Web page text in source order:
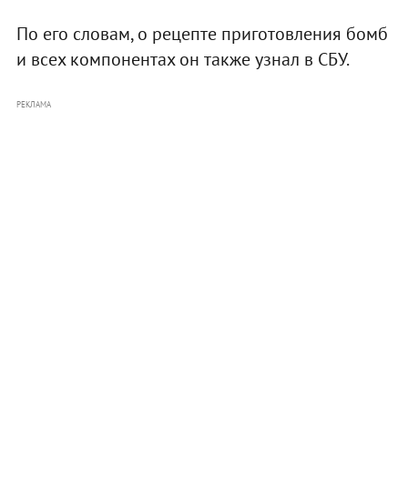
По его словам, о рецепте приготовления бомб
и всех компонентах он также узнал в СБУ.
РЕКЛАМА